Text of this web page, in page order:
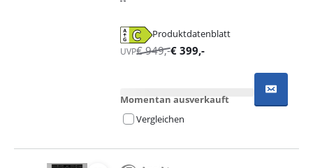
Produktdatenblatt
wird in neuem Tab geöffnetUVP€949,-€ 399,-
Momentan ausverkauft
Vergleichen